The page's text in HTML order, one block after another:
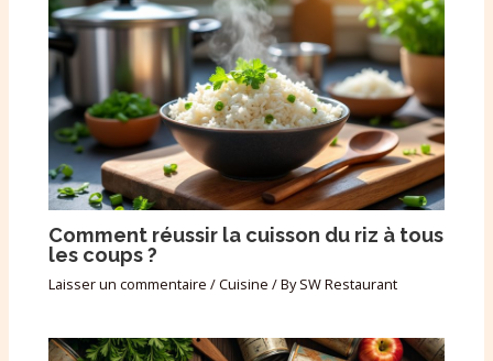
Comment réussir la cuisson du riz à tous
les coups ?
Laisser un commentaire /Cuisine / BySW Restaurant